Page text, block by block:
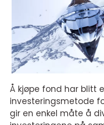
Å kjøpe fond har
investeringsmetode
gir en enkel måte å